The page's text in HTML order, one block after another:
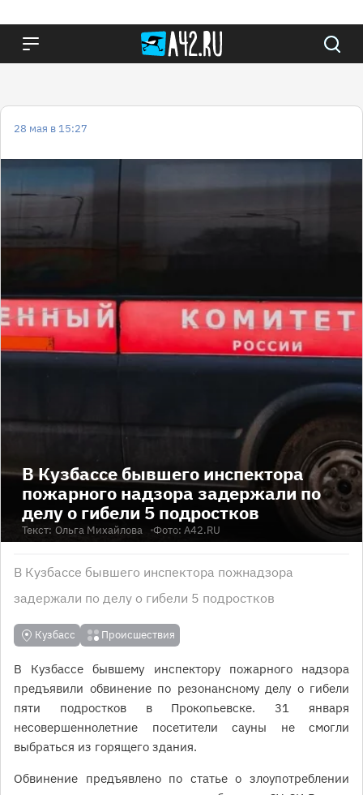
28 мая в 15:27
В Кузбассе бывшего инспектора
пожарного надзора задержали по
делу о гибели 5 подростков
Текст: Ольга Михайлова Фото: A42.RU
В Кузбассе бывшего инспектора пожнадзора
задержали по делу о гибели 5 подростков
Кузбасс Происшествия
В Кузбассе бывшему инспектору пожарного надзора
предъявили обвинение по резонансному делу о гибели
пяти подростков в Прокопьевске. 31 января
несовершеннолетние посетители сауны не смогли
выбраться из горящего здания.
Обвинение предъявлено по статье о злоупотреблении